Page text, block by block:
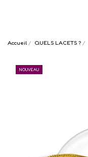
Accueil QUELS LACETS ?
NOUVEAU